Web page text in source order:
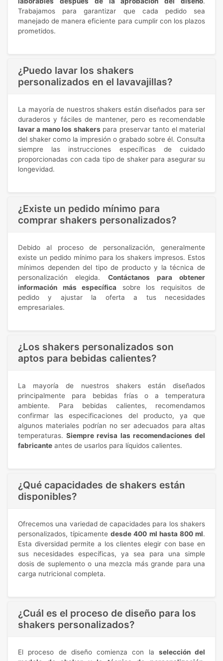
Trabajamos para garantizar que cada pedido sea
manejado de manera eficiente para cumplir con los plazos
prometidos.
¿Puedo lavar los shakers
personalizados en el lavavajillas?
La mayoría de nuestros shakers están diseñados para ser
duraderos y fáciles de mantener, pero es recomendable
lavar a mano los shakers para preservar tanto el material
del shaker como la impresión o grabado sobre él. Consulta
siempre las instrucciones específicas de cuidado
proporcionadas con cada tipo de shaker para asegurar su
longevidad.
¿Existe un pedido mínimo para
comprar shakers personalizados?
Debido al proceso de personalización, generalmente
existe un pedido mínimo para los shakers impresos. Estos
mínimos dependen del tipo de producto y la técnica de
personalización elegida. Contáctanos para obtener
información más específica sobre los requisitos de
pedido y ajustar la oferta a tus necesidades
empresariales.
¿Los shakers personalizados son
aptos para bebidas calientes?
La mayoría de nuestros shakers están diseñados
principalmente para bebidas frías o a temperatura
ambiente. Para bebidas calientes, recomendamos
confirmar las especificaciones del producto, ya que
algunos materiales podrían no ser adecuados para altas
temperaturas.Siempre revisa las recomendaciones del
fabricante antes de usarlos para líquidos calientes.
¿Qué capacidades de shakers están
disponibles?
Ofrecemos una variedad de capacidades para los shakers
personalizados, típicamentedesde 400 ml hasta 800 ml.
Esta diversidad permite a los clientes elegir con base en
sus necesidades específicas, ya sea para una simple
dosis de suplemento o una mezcla más grande para una
carga nutricional completa.
¿Cuál es el proceso de diseño para los
shakers personalizados?
El proceso de diseño comienza con la selección del